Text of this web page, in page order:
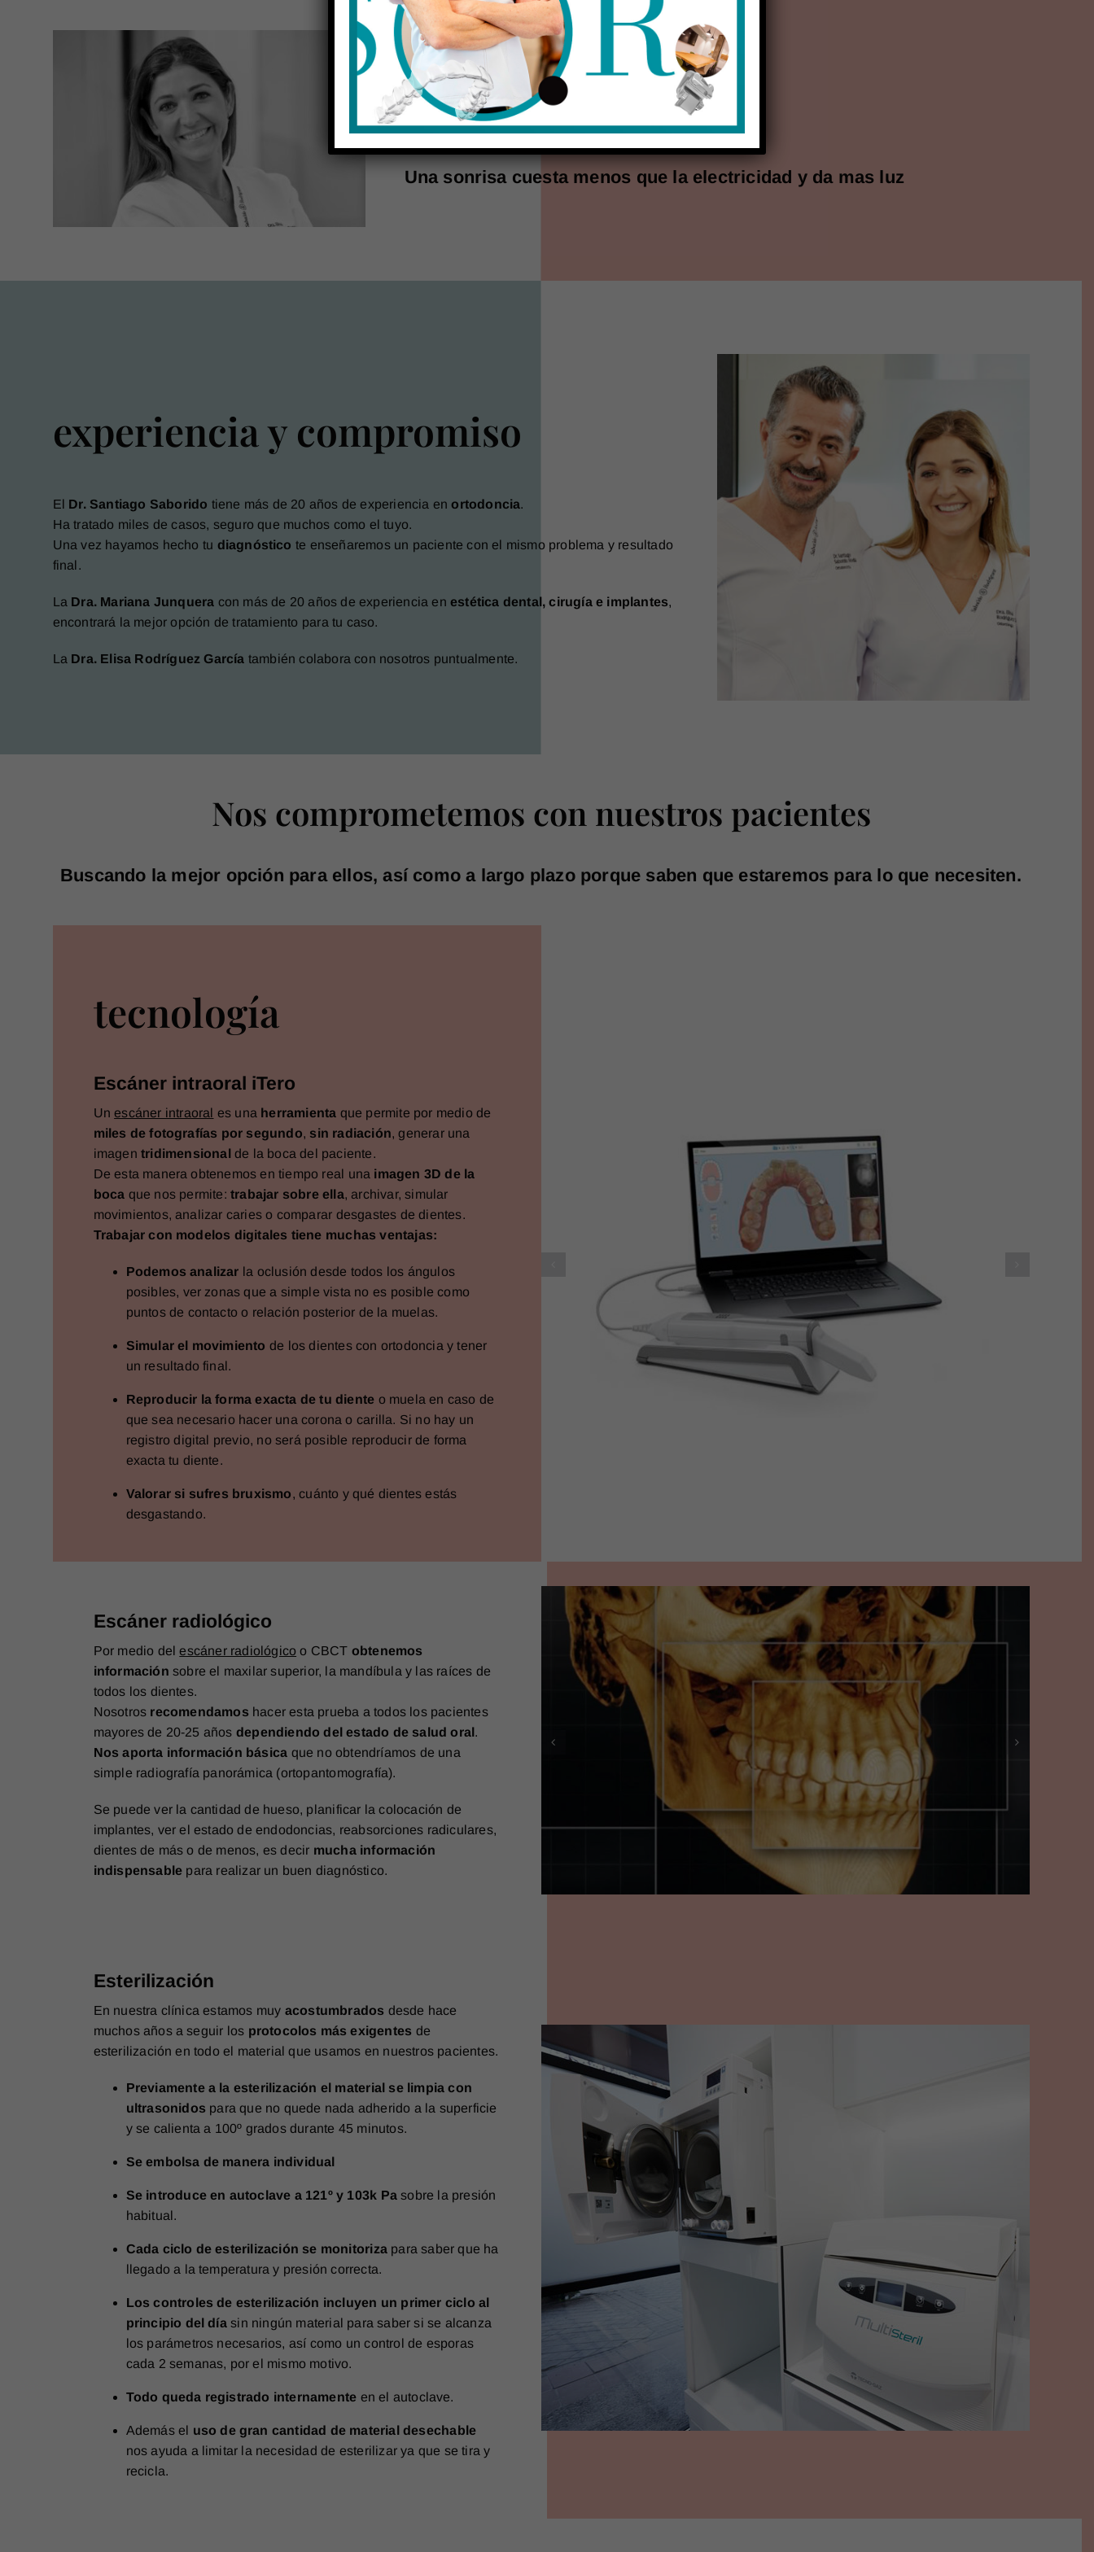
así trabajamos
Una sonrisa cuesta menos que la electricidad y da mas luz
experiencia y compromiso
El Dr. Santiago Saborido tiene más de 20 años de experiencia enortodoncia.
Ha tratado miles de casos, seguro que muchos como el tuyo.
Una vez hayamos hecho tu diagnóstico te enseñaremos un paciente con el mismo problema y resultado
final.
La Dra. Mariana Junquera con más de 20 años de experiencia en estética dental, cirugía e implantes,
encontrará la mejor opción de tratamiento para tu caso.
La Dra. Elisa Rodríguez García también colabora con nosotros puntualmente.
Nos comprometemos con nuestros pacientes
Buscando la mejor opción para ellos, así como a largo plazo porque saben que estaremos para lo que necesiten.
tecnología
Escáner intraoral iTero
Unescáner intraoral es una herramienta que permite por medio de
miles de fotografías por segundo, sin radiación, generar una
imagen tridimensional de la boca del paciente.
De esta manera obtenemos en tiempo real una imagen 3D de la
boca que nos permite: trabajar sobre ella, archivar, simular
movimientos, analizar caries o comparar desgastes de dientes.
Trabajar con modelos digitales tiene muchas ventajas:
Podemos analizar la oclusión desde todos los ángulos
posibles, ver zonas que a simple vista no es posible como
puntos de contacto o relación posterior de la muelas.
Simular el movimiento de los dientes con ortodoncia y tener
un resultado final.
Reproducir la forma exacta de tu diente o muela en caso de
que sea necesario hacer una corona o carilla. Si no hay un
registro digital previo, no será posible reproducir de forma
exacta tu diente.
Valorar si sufres bruxismo, cuánto y qué dientes estás
desgastando.
Escáner radiológico
Por medio delescáner radiológico o CBCT obtenemos
información sobre el maxilar superior, la mandíbula y las raíces de
todos los dientes.
Nosotros recomendamos hacer esta prueba a todos los pacientes
mayores de 20-25 años dependiendo del estado de salud oral .
Nos aporta información básica que no obtendríamos de una
simple radiografía panorámica (ortopantomografía).
Se puede ver la cantidad de hueso, planificar la colocación de
implantes, ver el estado de endodoncias, reabsorciones radiculares,
dientes de más o de menos, es decir mucha información
indispensable para realizar un buen diagnóstico.
Esterilización
En nuestra clínica estamos muy acostumbrados desde hace
muchos años a seguir los protocolos más exigentes de
esterilización en todo el material que usamos en nuestros pacientes.
Previamente a la esterilización el material se limpia con
ultrasonidos para que no quede nada adherido a la superficie
y se calienta a 100º grados durante 45 minutos.
Se embolsa de manera individual
Se introduce en autoclave a 121º y 103k Pasobre la presión
habitual.
Cada ciclo de esterilización se monitoriza para saber que ha
llegado a la temperatura y presión correcta.
Los controles de esterilización incluyen un primer ciclo al
principio del díasin ningún material para saber si se alcanza
los parámetros necesarios, así como un control de esporas
cada 2 semanas, por el mismo motivo.
Todo queda registrado internamente en el autoclave.
Además el uso de gran cantidad de material desechable
nos ayuda a limitar la necesidad de esterilizar ya que se tira y
recicla.